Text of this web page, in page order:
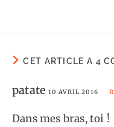
CET ARTICLE A 4
patate10 AVRIL 2016
Dans mes bras, toi !